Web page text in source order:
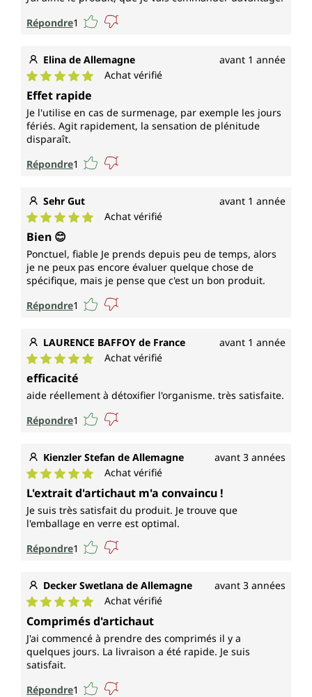
Répondre1
Elina de Allemagne avant 1 année
Note moyenne de 5 sur 5 étoiles
Achat vérifié
Effet rapide
Je l'utilise en cas de surmenage, par exemple les jours
fériés. Agit rapidement, la sensation de plénitude
disparaît.
Répondre1
Sehr Gut avant 1 année
Note moyenne de 5 sur 5 étoiles
Achat vérifié
Bien 😊
Ponctuel, fiable Je prends depuis peu de temps, alors
je ne peux pas encore évaluer quelque chose de
spécifique, mais je pense que c'est un bon produit.
Répondre1
LAURENCE BAFFOY de France avant 1 année
Note moyenne de 5 sur 5 étoiles
Achat vérifié
efficacité
aide réellement à détoxifier l'organisme. très satisfaite.
Répondre1
Kienzler Stefan de Allemagne avant 3 années
Note moyenne de 5 sur 5 étoiles
Achat vérifié
L'extrait d'artichaut m'a convaincu !
Je suis très satisfait du produit. Je trouve que
l'emballage en verre est optimal.
Répondre1
Decker Swetlana de Allemagne avant 3 années
Note moyenne de 5 sur 5 étoiles
Achat vérifié
Comprimés d'artichaut
J'ai commencé à prendre des comprimés il y a
quelques jours. La livraison a été rapide. Je suis
satisfait.
Répondre1